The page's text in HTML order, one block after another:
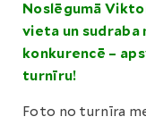
Noslēgumā
vieta un sudraba
konkurencē –
turnīru!
Foto no turnīra